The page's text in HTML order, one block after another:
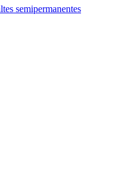
semipermanentes